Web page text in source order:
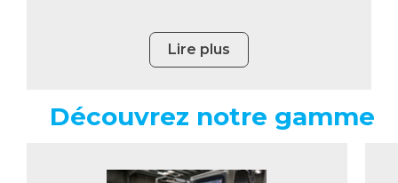
Lire plus
Découvrez notre gamme